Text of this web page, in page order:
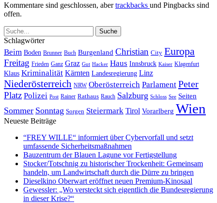
Kommentare sind geschlossen, abertrackbacks und Pingbacks sind
offen.
Schlagwörter
Beim Boden Brunner Buch Burgenland Christian City Europa
Freitag Frieden Ganz Graz Gut Hacker Haus Innsbruck Kaiser Klagenfurt
Klaus Kriminalität Kärnten Landesregierung Linz
Niederösterreich NRW Oberösterreich Parlament Peter
Platz Polizei Post Rainer Rathaus Rauch Salzburg Schloss See Seiten
Sommer Sonntag Sorgen Steiermark Tirol Vorarlberg Wien
Neueste Beiträge
“FREY WILLE“ informiert über Cybervorfall und setzt
umfassende Sicherheitsmaßnahmen
Bauzentrum der Blauen Lagune vor Fertigstellung
Stocker/Totschnig zu historischer Trockenheit: Gemeinsam
handeln, um Landwirtschaft durch die Dürre zu bringen
Dieselkino Oberwart eröffnet neuen Premium-Kinosaal
Gewessler: „Wo versteckt sich eigentlich die Bundesregierung
in dieser Krise?“